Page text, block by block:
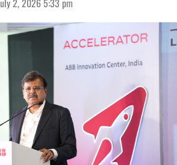
2, 2026 5:33 pm